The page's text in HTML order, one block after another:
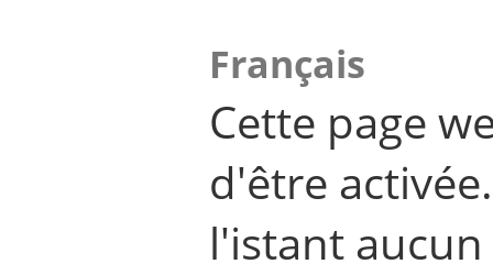
Français
Cette page
d'être
l'istant